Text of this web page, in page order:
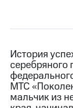
Медиа-центр
Пресс-
релизы
о
История
серебряного
МТС
мальчик из